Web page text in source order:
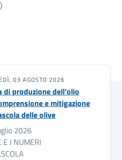
03 AGOSTO 2026
produzione dell’olio
e mitigazione
delle olive
2026
E I NUMERI